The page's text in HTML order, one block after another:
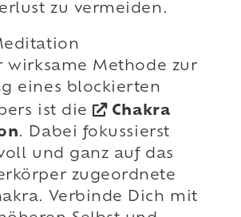
zu vermeiden.
wirksame Methode zur
eines blockierten
ist die
Chakra
. Dabei fokussierst
und ganz auf das
zugeordnete
Verbinde Dich mit